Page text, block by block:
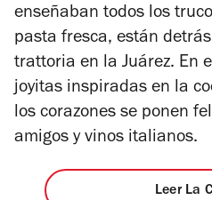
enseñaban todos los
pasta fresca, están
trattoria en la Juárez. En
joyitas inspiradas en la
los corazones se ponen
amigos y vinos italianos.
Leer La